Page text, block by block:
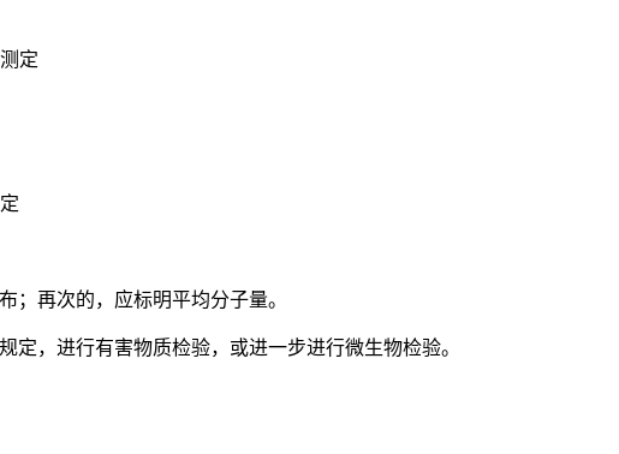
定
；再次的，应标明平均分子量。
定，进行有害物质检验，或进一步进行微生物检验。